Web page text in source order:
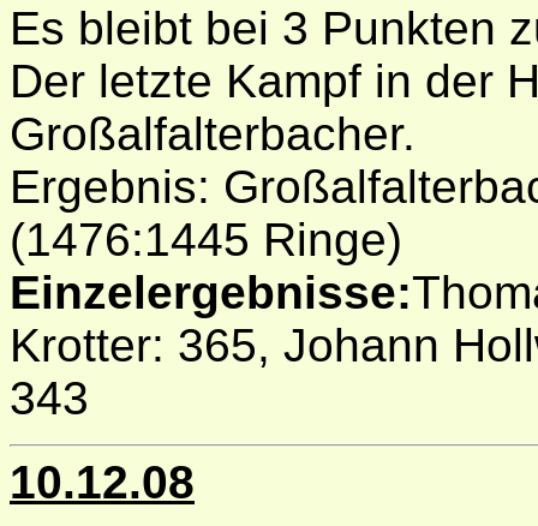
Es bleibt bei 3 Punkten
Der letzte Kampf in der
Großalfalterbacher.
Ergebnis:
(1476:1445 Ringe)
Einzelergebnisse:
Krotter: 365, Johann
343
10.12.08